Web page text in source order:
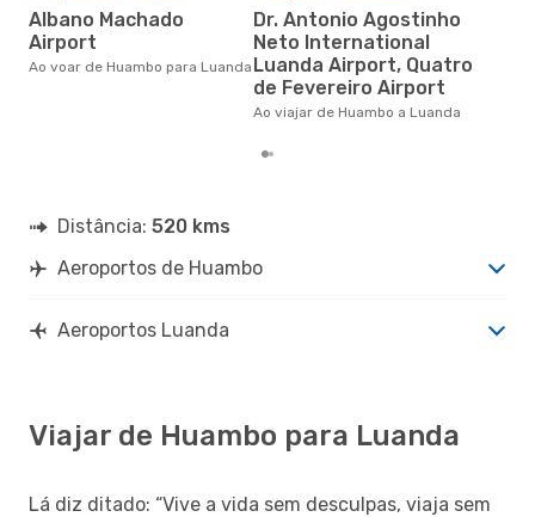
Albano Machado
Airport
Ao voar de Huambo para Luanda
Dr. Antonio Agostinho
Neto International
Luanda Airport, Quatro
de Fevereiro Airport
Ao viajar de Huambo a Luanda
Distância: 520 kms
Aeroportos de Huambo
Aeroportos Luanda
Viajar de Huambo para Luanda
Lá diz ditado: “Vive a vida sem desculpas, viaja sem